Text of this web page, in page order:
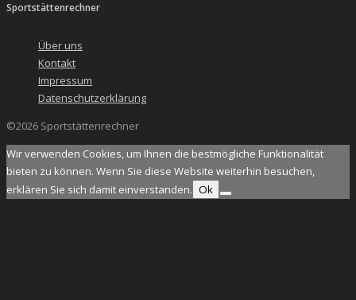
Sportstättenrechner
Über uns
Kontakt
Impressum
Datenschutzerklärung
©2026 Sportstättenrechner
Wir verwenden Cookies, um Ihnen die bestmögliche Funktionalität
bieten zu können. Wenn Sie diese Website weiterhin besuchen,
erklären Sie sich damit einverstanden. Ok